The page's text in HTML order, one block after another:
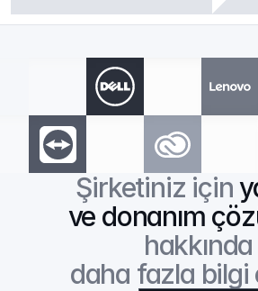
Şirketiniz için
ve donanım
hakkında
daha fazla bilgi